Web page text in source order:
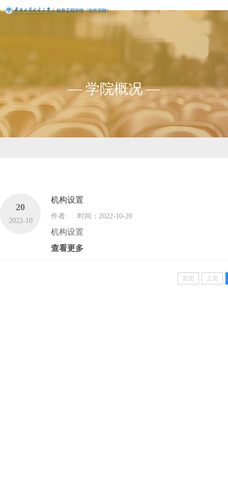
— 学院概况 —
20
2022-10
机构设置
作者: 时间：2022-10-20
机构设置
查看更多
首页 上页